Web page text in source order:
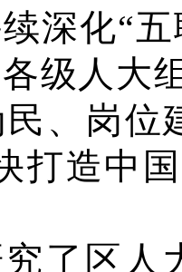
深化“
级人大
、岗位
打造中
了区人